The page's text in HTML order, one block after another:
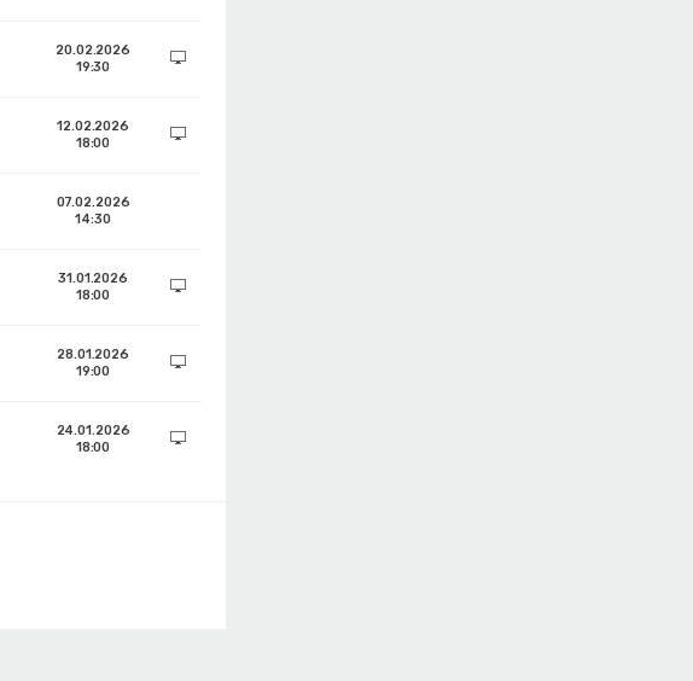
20.02.2026
19:30
12.02.2026
18:00
07.02.2026
14:30
31.01.2026
18:00
28.01.2026
19:00
24.01.2026
18:00